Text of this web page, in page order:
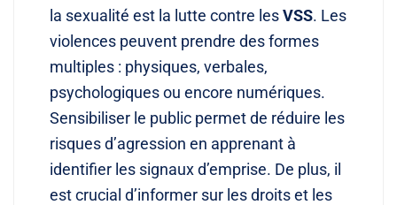
la sexualité est la lutte contre lesVSS. Les
violences peuvent prendre des formes
multiples : physiques, verbales,
psychologiques ou encore numériques.
Sensibiliser le public permet de réduire les
risques d’agression en apprenant à
identifier les signaux d’emprise. De plus, il
est crucial d’informer sur les droits et les